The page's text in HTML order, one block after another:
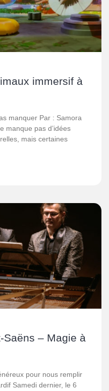
immersif à
manquer Par : Samora
manque pas d’idées
mais certaines
Saëns – Magie à
pour nous remplir
Samedi dernier, le 6